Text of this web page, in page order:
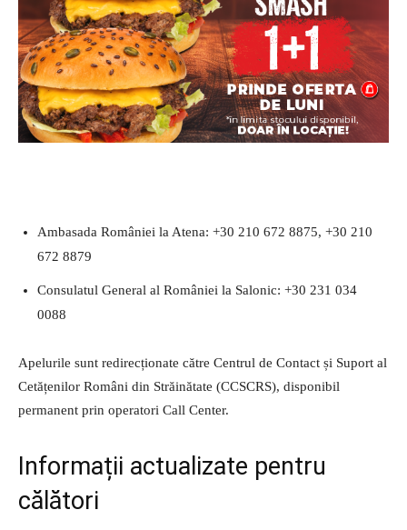
Ambasada României la Atena: +30 210 672 8875, +30 210
672 8879
Consulatul General al României la Salonic: +30 231 034
0088
Apelurile sunt redirecționate către Centrul de Contact și Suport al
Cetățenilor Români din Străinătate (CCSCRS), disponibil
permanent prin operatori Call Center.
Informații actualizate pentru
călători